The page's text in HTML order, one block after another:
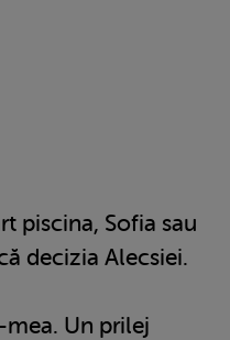
piscina, Sofia sau
decizia Alecsiei.
Un prilej